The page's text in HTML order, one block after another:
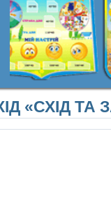
«СХІД ТА